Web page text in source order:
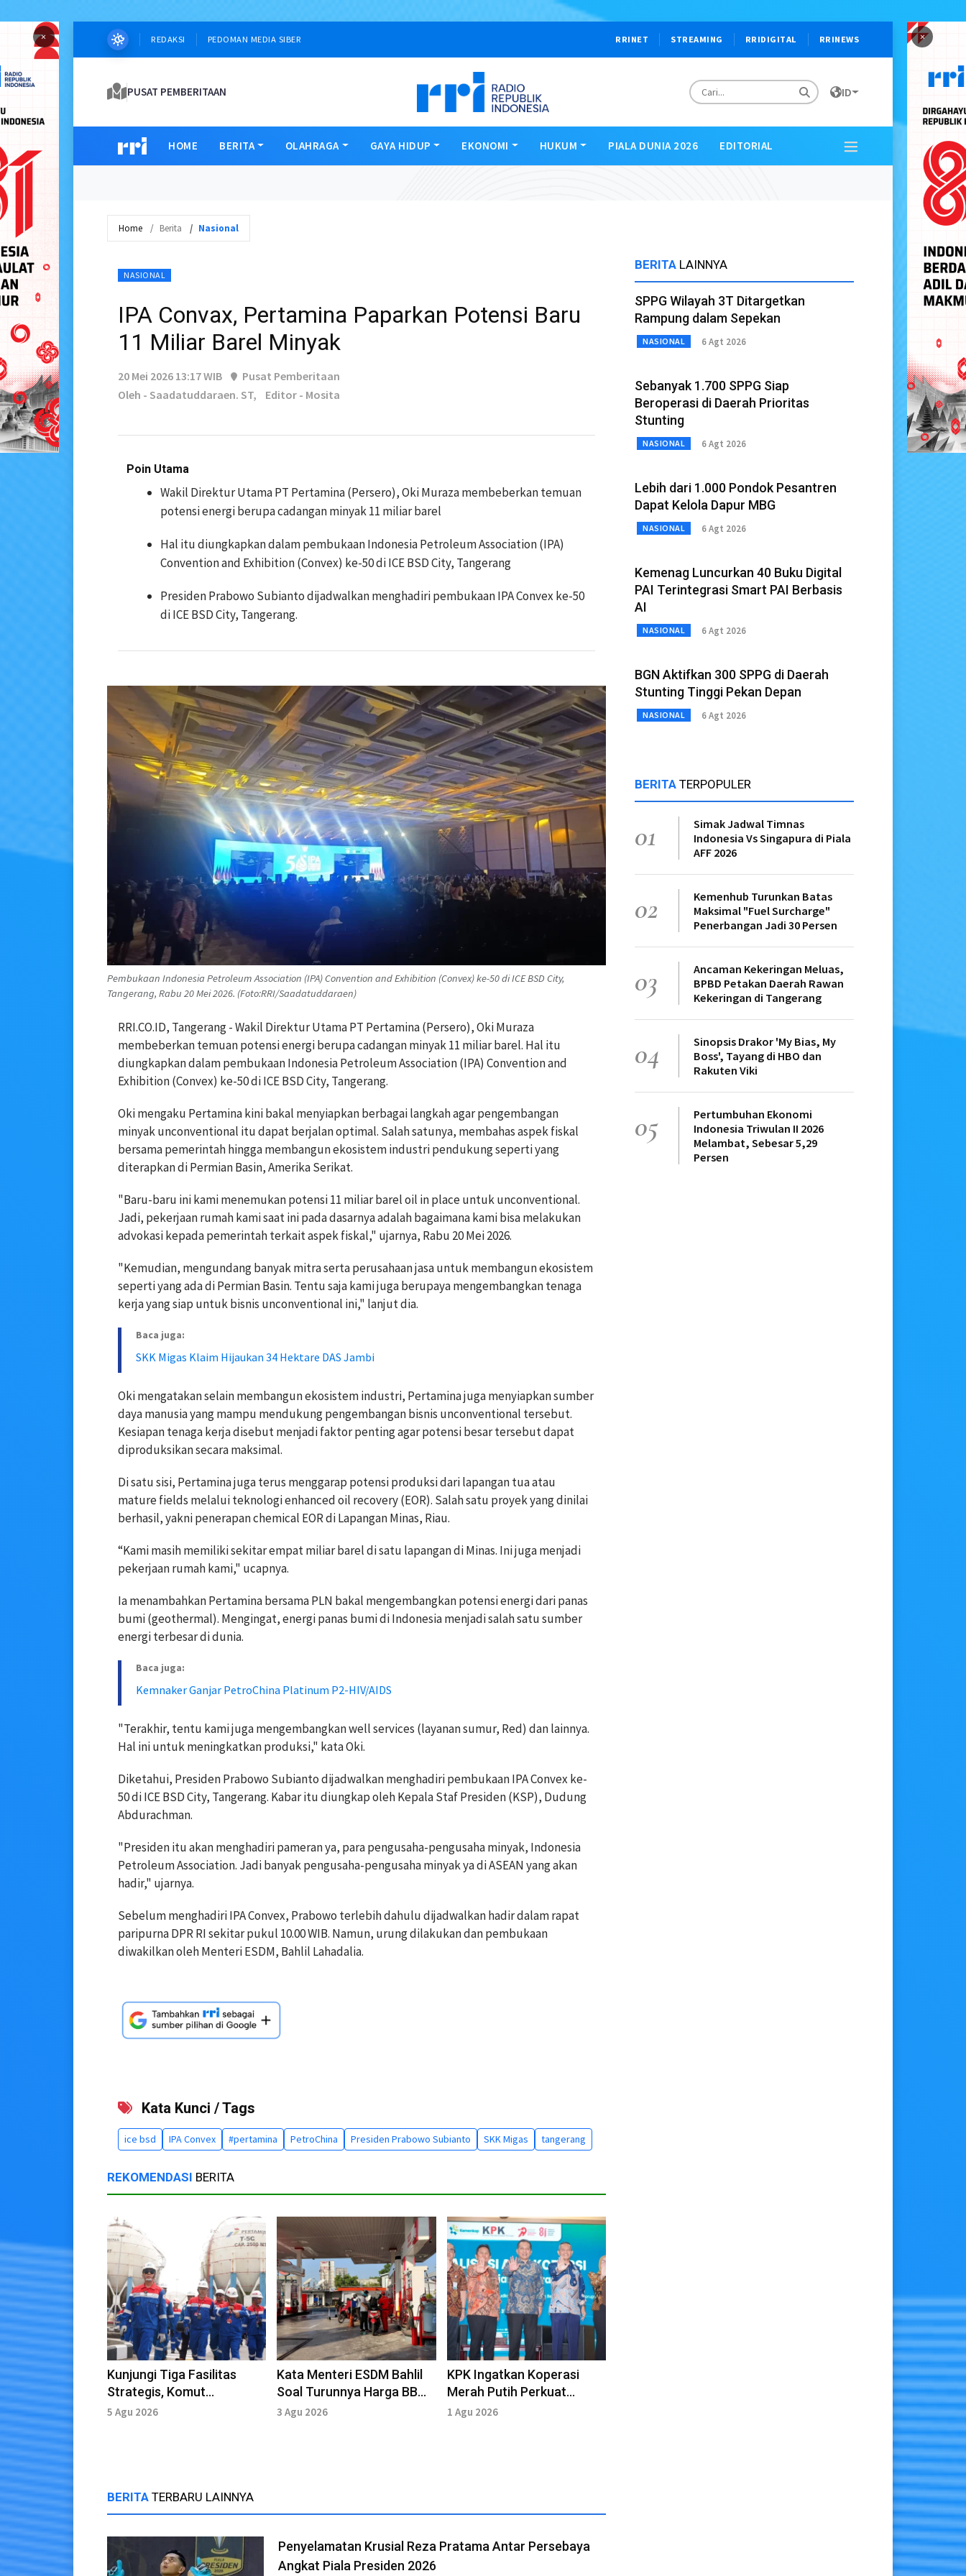
× ×
REDAKSI PEDOMAN MEDIA SIBER RRINET STREAMING RRIDIGITAL RRINEWS
PUSAT PEMBERITAAN ID
HOME BERITA OLAHRAGA GAYA HIDUP EKONOMI HUKUM PIALA DUNIA 2026 EDITORIAL
Home Berita Nasional
NASIONAL
IPA Convax, Pertamina Paparkan Potensi Baru
11 Miliar Barel Minyak
20 Mei 2026 13:17 WIB
Pusat Pemberitaan
Oleh - Saadatuddaraen. ST,
Editor - Mosita
Poin Utama
Wakil Direktur Utama PT Pertamina (Persero), Oki Muraza membeberkan temuan
potensi energi berupa cadangan minyak 11 miliar barel
Hal itu diungkapkan dalam pembukaan Indonesia Petroleum Association (IPA)
Convention and Exhibition (Convex) ke-50 di ICE BSD City, Tangerang
Presiden Prabowo Subianto dijadwalkan menghadiri pembukaan IPA Convex ke-50
di ICE BSD City, Tangerang.
Pembukaan Indonesia Petroleum Association (IPA) Convention and Exhibition (Convex) ke-50 di ICE BSD City,
Tangerang, Rabu 20 Mei 2026. (Foto:RRI/Saadatuddaraen)
RRI.CO.ID, Tangerang - Wakil Direktur Utama PT Pertamina (Persero), Oki Muraza
membeberkan temuan potensi energi berupa cadangan minyak 11 miliar barel. Hal itu
diungkapkan dalam pembukaan Indonesia Petroleum Association (IPA) Convention and
Exhibition (Convex) ke-50 di ICE BSD City, Tangerang.
Oki mengaku Pertamina kini bakal menyiapkan berbagai langkah agar pengembangan
minyak unconventional itu dapat berjalan optimal. Salah satunya, membahas aspek fiskal
bersama pemerintah hingga membangun ekosistem industri pendukung seperti yang
diterapkan di Permian Basin, Amerika Serikat.
"Baru-baru ini kami menemukan potensi 11 miliar barel oil in place untuk unconventional.
Jadi, pekerjaan rumah kami saat ini pada dasarnya adalah bagaimana kami bisa melakukan
advokasi kepada pemerintah terkait aspek fiskal," ujarnya, Rabu 20 Mei 2026.
"Kemudian, mengundang banyak mitra serta perusahaan jasa untuk membangun ekosistem
seperti yang ada di Permian Basin. Tentu saja kami juga berupaya mengembangkan tenaga
kerja yang siap untuk bisnis unconventional ini," lanjut dia.
Baca juga:
SKK Migas Klaim Hijaukan 34 Hektare DAS Jambi
Oki mengatakan selain membangun ekosistem industri, Pertamina juga menyiapkan sumber
daya manusia yang mampu mendukung pengembangan bisnis unconventional tersebut.
Kesiapan tenaga kerja disebut menjadi faktor penting agar potensi besar tersebut dapat
diproduksikan secara maksimal.
Di satu sisi, Pertamina juga terus menggarap potensi produksi dari lapangan tua atau
mature fields melalui teknologi enhanced oil recovery (EOR). Salah satu proyek yang dinilai
berhasil, yakni penerapan chemical EOR di Lapangan Minas, Riau.
“Kami masih memiliki sekitar empat miliar barel di satu lapangan di Minas. Ini juga menjadi
pekerjaan rumah kami," ucapnya.
Ia menambahkan Pertamina bersama PLN bakal mengembangkan potensi energi dari panas
bumi (geothermal). Mengingat, energi panas bumi di Indonesia menjadi salah satu sumber
energi terbesar di dunia.
Baca juga:
Kemnaker Ganjar PetroChina Platinum P2-HIV/AIDS
"Terakhir, tentu kami juga mengembangkan well services (layanan sumur, Red) dan lainnya.
Hal ini untuk meningkatkan produksi," kata Oki.
Diketahui, Presiden Prabowo Subianto dijadwalkan menghadiri pembukaan IPA Convex ke-
50 di ICE BSD City, Tangerang. Kabar itu diungkap oleh Kepala Staf Presiden (KSP), Dudung
Abdurachman.
"Presiden itu akan menghadiri pameran ya, para pengusaha-pengusaha minyak, Indonesia
Petroleum Association. Jadi banyak pengusaha-pengusaha minyak ya di ASEAN yang akan
hadir," ujarnya.
Sebelum menghadiri IPA Convex, Prabowo terlebih dahulu dijadwalkan hadir dalam rapat
paripurna DPR RI sekitar pukul 10.00 WIB. Namun, urung dilakukan dan pembukaan
diwakilkan oleh Menteri ESDM, Bahlil Lahadalia.
Kata Kunci / Tags
ice bsd IPA Convex #pertamina PetroChina Presiden Prabowo Subianto SKK Migas tangerang
REKOMENDASI BERITA
Kunjungi Tiga Fasilitas
Strategis, Komut
Pertamina Perkuat Sinergi
5 Agu 2026
Kata Menteri ESDM Bahlil
Soal Turunnya Harga BBM
Nonsubsidi
3 Agu 2026
KPK Ingatkan Koperasi
Merah Putih Perkuat
Integritas Antikorupsi
1 Agu 2026
BERITA TERBARU LAINNYA
Penyelamatan Krusial Reza Pratama Antar Persebaya
Angkat Piala Presiden 2026
BERITA LAINNYA
SPPG Wilayah 3T Ditargetkan
Rampung dalam Sepekan
NASIONAL 6 Agt 2026
Sebanyak 1.700 SPPG Siap
Beroperasi di Daerah Prioritas
Stunting
NASIONAL 6 Agt 2026
Lebih dari 1.000 Pondok Pesantren
Dapat Kelola Dapur MBG
NASIONAL 6 Agt 2026
Kemenag Luncurkan 40 Buku Digital
PAI Terintegrasi Smart PAI Berbasis
AI
NASIONAL 6 Agt 2026
BGN Aktifkan 300 SPPG di Daerah
Stunting Tinggi Pekan Depan
NASIONAL 6 Agt 2026
BERITA TERPOPULER
01
Simak Jadwal Timnas
Indonesia Vs Singapura di Piala
AFF 2026
02
Kemenhub Turunkan Batas
Maksimal "Fuel Surcharge"
Penerbangan Jadi 30 Persen
03
Ancaman Kekeringan Meluas,
BPBD Petakan Daerah Rawan
Kekeringan di Tangerang
04
Sinopsis Drakor 'My Bias, My
Boss', Tayang di HBO dan
Rakuten Viki
05
Pertumbuhan Ekonomi
Indonesia Triwulan II 2026
Melambat, Sebesar 5,29
Persen